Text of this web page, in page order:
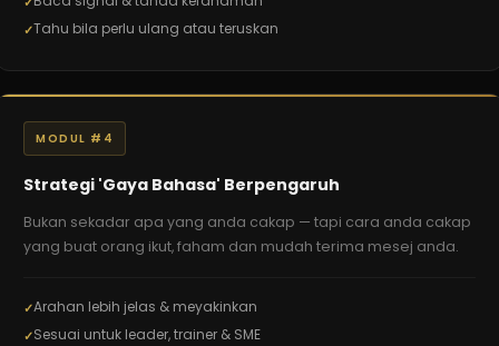
Tahu bila perlu ulang atau teruskan
MODUL #4
Strategi 'Gaya Bahasa' Berpengaruh
Bukan sekadar apa yang anda cakap — tapi cara anda cakap
yang buat orang ikut, faham dan mudah terima mesej anda.
Arahan lebih jelas & meyakinkan
Sesuai untuk leader, trainer & SME